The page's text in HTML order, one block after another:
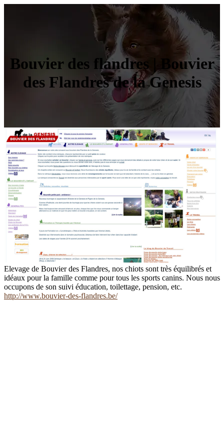
Bouvier des flandres | Bouvier
des Flandres de la Genesis
Elevage de Bouvier des Flandres, nos chiots sont très équilibrés et
idéaux pour la famille comme pour tous les sports canins. Nous nous
occupons de son suivi éducation, toilettage, pension, etc.
http://www.bouvier-des-flandres.be/